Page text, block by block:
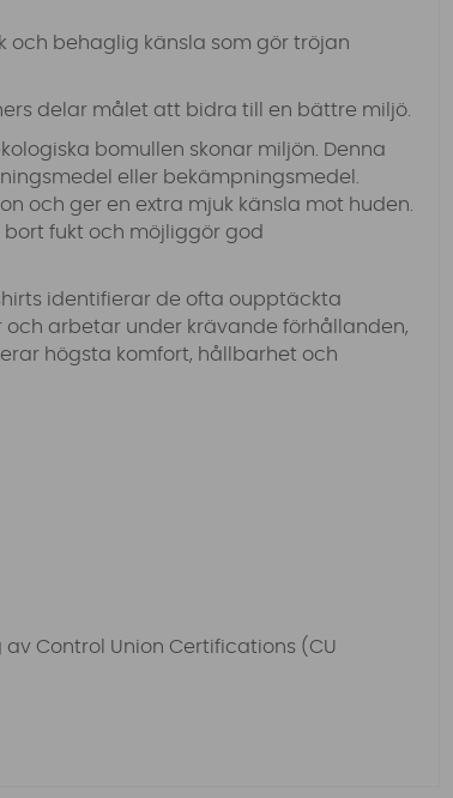
och behaglig känsla som gör tröjan
delar målet att bidra till en bättre miljö.
bomullen skonar miljön. Denna
eller bekämpningsmedel.
och ger en extra mjuk känsla mot huden.
fukt och möjliggör god
identifierar de ofta oupptäckta
och arbetar under krävande förhållanden,
högsta komfort, hållbarhet och
Control Union Certifications (CU